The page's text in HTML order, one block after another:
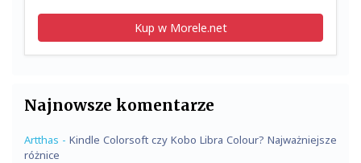
Kup w Morele.net
Najnowsze komentarze
Artthas - Kindle Colorsoft czy Kobo Libra Colour? Najważniejsze
różnice